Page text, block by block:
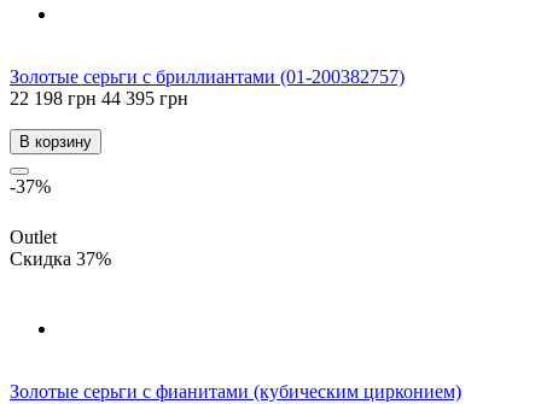
Золотые серьги с бриллиантами (01-200382757)
22 198 грн 44 395 грн
В корзину
-37%
Outlet
Скидка 37%
Золотые серьги с фианитами (кубическим цирконием)